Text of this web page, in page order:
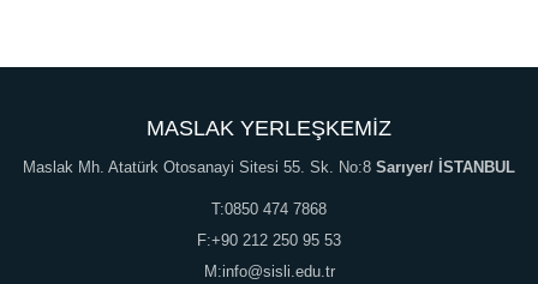
MASLAK YERLEŞKEMİZ
Maslak Mh. Atatürk Otosanayi Sitesi 55. Sk. No:8 Sarıyer/ İSTANBUL
T:0850 474 7868
F:+90 212 250 95 53
M:info@sisli.edu.tr